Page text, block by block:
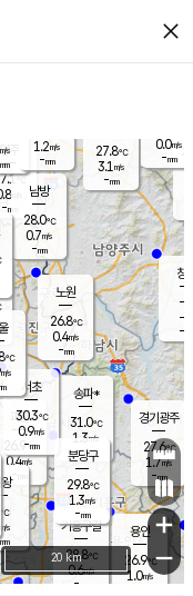
close
양주
℃
-mm
과천
26.9℃
0.4m/s
- mm
용인
26.9℃
1.0m/s
경기광주
27.6℃
1.7m/s
-mm
27.8℃
3.1 m/s
-mm
창
-
-m/
-
0.0m/s
-mm
의왕
℃
s
mm
노원
26.8℃
0.4m/s
-mm
송파*
31.0℃
1.3m/s
-mm
서초
30.3℃
0.9m/s
-mm
남방
28.0℃
0.7m/s
-mm
기흥구갈
28.8℃
0.6m/s
-
분당구
29.8℃
1.3m/s
-mm
s
mm
℃
m/s
1.2m/s
-mm
+
−
20 km